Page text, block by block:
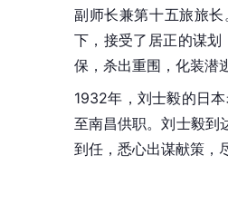
副师长兼第十五旅旅
下，接受了居正的谋
保，杀出重围，化装潜
1932年，刘士毅的日
至南昌供职。刘士毅到
到任，悉心出谋献策，